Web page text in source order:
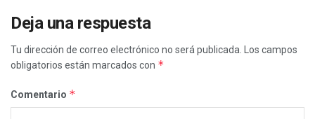
Deja una respuesta
Tu dirección de correo electrónico no será publicada.
Los campos
obligatorios están marcados con *
Comentario *